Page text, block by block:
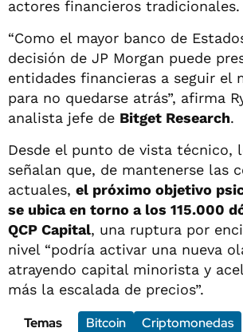
actores financieros tradicionales.
“Como el mayor banco de
decisión de JP Morgan puede
entidades financieras a seguir el
para no quedarse atrás”, afirma
analista jefe de Bitget Research.
Desde el punto de vista técnico,
señalan que, de mantenerse las
actuales, el próximo objetivo
se ubica en torno a los 115.000
QCP Capital, una ruptura por
nivel “podría activar una nueva
atrayendo capital minorista y
más la escalada de precios”.
Temas
Bitcoin Criptomonedas